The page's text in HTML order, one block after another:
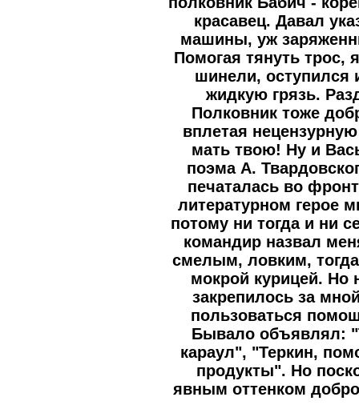
красавец. Давал
машины, уж
Помогая тянуть трос,
шинели,
жидкую грязь.
Полковник тоже
вплетая
мать твою! Ну и
поэма А.
печаталась во
литературном герое
потому ни тогда и ни
командир назвал
смелым, ловким,
мокрой курицей. Но
закрепилось за
пользоваться
Бывало объявлял:
караул", "Теркин,
продукты". Но
явным оттенком